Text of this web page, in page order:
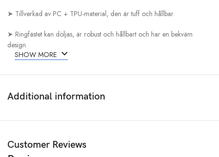
➤ Tillverkad av PC + TPU-material, den är tuff och hållbar.
➤ Ringfästet kan döljas, är robust och hållbart och har en bekväm
design.
SHOW MORE
Additional information
Customer Reviews